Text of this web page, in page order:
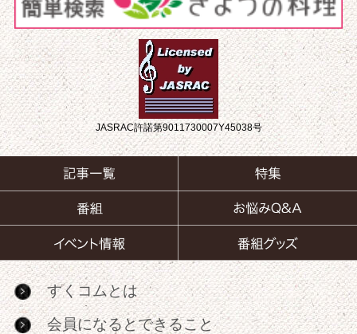
JASRAC許諾第9011730007Y45038号
すくコムとは
会員になるとできること